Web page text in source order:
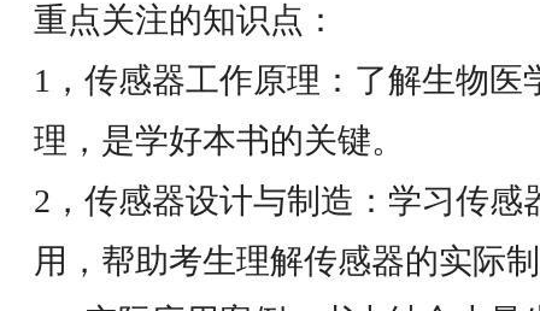
重点关注的知识点：
1，传感器工作原理：了解生物医
理，是学好本书的关键。
2，传感器设计与制造：学习传感
用，帮助考生理解传感器的实际